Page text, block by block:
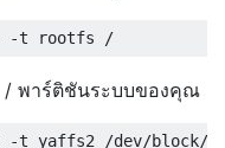
/ พาร์ติชันระบบของคุณ